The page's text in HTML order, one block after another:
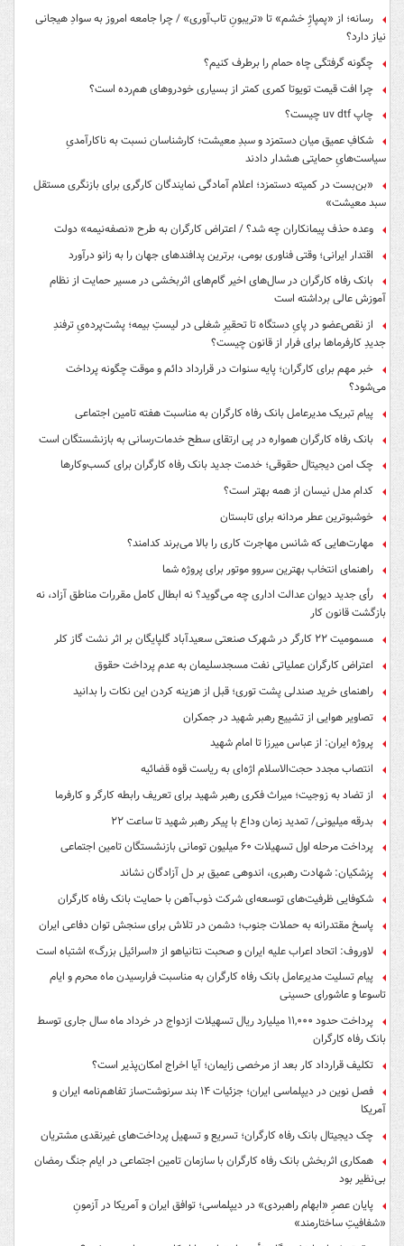
رسانه؛ از «پمپاژِ خشم» تا «تریبونِ تاب‌آوری» / چرا جامعه امروز به سوادِ هیجانی
نیاز دارد؟
چگونه گرفتگی چاه حمام را برطرف کنیم؟
چرا افت قیمت تویوتا کمری کمتر از بسیاری خودروهای هم‌رده است؟
چاپ uv dtf چیست؟
شکافِ عمیق میان دستمزد و سبدِ معیشت؛ کارشناسان نسبت به ناکارآمدیِ
سیاست‌هایِ حمایتی هشدار دادند
«بن‌بست در کمیته دستمزد؛ اعلام آمادگی نمایندگان کارگری برای بازنگری مستقل
سبد معیشت»
وعده حذف پیمانکاران چه شد؟ / اعتراض کارگران به طرح «نصفه‌نیمه» دولت
اقتدار ایرانی؛ وقتی فناوری بومی، برترین پدافندهای جهان را به زانو درآورد
بانک رفاه کارگران در سال‌های اخیر گام‌های اثربخشی در مسیر حمایت از نظام
آموزش عالی برداشته است
از نقص‌عضو در پایِ دستگاه تا تحقیرِ شغلی در لیستِ بیمه؛ پشت‌پرده‌یِ ترفندِ
جدیدِ کارفرماها برای فرار از قانون چیست؟
خبر مهم برای کارگران؛ پایه سنوات در قرارداد دائم و موقت چگونه پرداخت
می‌شود؟
پیام تبریک مدیرعامل بانک رفاه کارگران به مناسبت هفته تامین اجتماعی
بانک رفاه کارگران همواره در پی ارتقای سطح خدمات‌رسانی به بازنشستگان است
چک امن دیجیتال حقوقی؛ خدمت جدید بانک رفاه کارگران برای کسب‌وکارها
کدام مدل نیسان از همه بهتر است؟
خوشبوترین عطر مردانه برای تابستان
مهارت‌هایی که شانس مهاجرت کاری را بالا می‌برند کدامند؟
راهنمای انتخاب بهترین سروو موتور برای پروژه شما
رأی جدید دیوان عدالت اداری چه می‌گوید؟ نه ابطال کامل مقررات مناطق آزاد، نه
بازگشت قانون کار
مسمومیت ۲۲ کارگر در شهرک صنعتی سعیدآباد گلپایگان بر اثر نشت گاز کلر
اعتراض کارگران عملیاتی نفت مسجدسلیمان به عدم پرداخت حقوق
راهنمای خرید صندلی پشت توری؛ قبل از هزینه کردن این نکات را بدانید
تصاویر هوایی از تشییع رهبر شهید در جمکران
پروژه ایران: از عباس میرزا تا امام شهید
انتصاب مجدد حجت‌الاسلام اژه‌ای به ریاست قوه‌ قضائیه
از تضاد به زوجیت؛ میراث فکری رهبر شهید برای تعریف رابطه کارگر و کارفرما
بدرقه میلیونی/ تمدید زمان وداع با پیکر رهبر شهید تا ساعت ۲۲
پرداخت مرحله اول تسهیلات ۶۰ میلیون تومانی بازنشستگان تامین اجتماعی
پزشکیان: شهادت رهبری، اندوهی عمیق بر دل آزادگان نشاند
شکوفایی ظرفیت‌های توسعه‌ای شرکت ذوب‌آهن با حمایت‌ بانک رفاه کارگران
پاسخ مقتدرانه به حملات جنوب؛ دشمن در تلاش برای سنجش توان دفاعی ایران
لاوروف: اتحاد اعراب علیه ایران و صحبت نتانیاهو از «اسرائیل بزرگ» اشتباه است
پیام تسلیت مدیرعامل بانک رفاه کارگران به مناسبت فرارسیدن ماه محرم و ایام
تاسوعا و عاشورای حسینی
پرداخت حدود ۱۱,۰۰۰ میلیارد ریال تسهیلات ازدواج در خرداد ماه سال جاری توسط
بانک رفاه کارگران
تکلیف قرارداد کار بعد از مرخصی زایمان؛ آیا اخراج امکان‌پذیر است؟
فصل نوین در دیپلماسی ایران؛ جزئیات ۱۴ بند سرنوشت‌ساز تفاهم‌نامه ایران و
آمریکا
چک دیجیتال بانک رفاه کارگران؛ تسریع و تسهیل پرداخت‌های غیرنقدی مشتریان
همکاری اثربخش بانک رفاه کارگران با سازمان تامین اجتماعی در ایام جنگ رمضان
بی‌نظیر بود
پایان عصرِ «ابهام راهبردی» در دیپلماسی؛ توافق ایران و آمریکا در آزمونِ
«شفافیتِ ساختارمند»